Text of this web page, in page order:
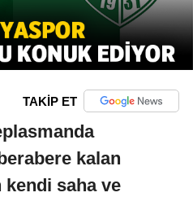
TAKİP ET
kalan
kendi saha ve